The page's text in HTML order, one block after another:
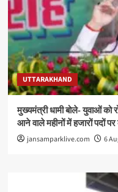
UTTARAKHAND
मुख्यमंत्री धामी बोले- युवाओं को
आने वाले महीनों में हजारों पदों पर
jansamparklive.com 6